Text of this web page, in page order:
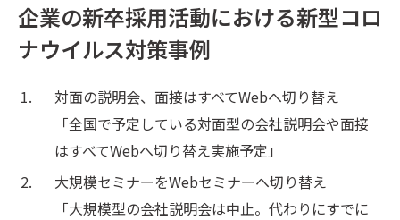
企業の新卒採用活動における新型コロ
ナウイルス対策事例
対面の説明会、面接はすべてWebへ切り替え
「全国で予定している対面型の会社説明会や面接
はすべてWebへ切り替え実施予定」
大規模セミナーをWebセミナーへ切り替え
「大規模型の会社説明会は中止。代わりにすでに